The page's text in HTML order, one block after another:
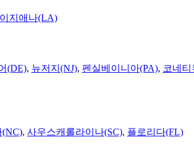
지애나(LA)
(DE), 뉴저지(NJ), 펜실베이니아(PA), 코네
(NC), 사우스캐롤라이나(SC), 플로리다(FL)